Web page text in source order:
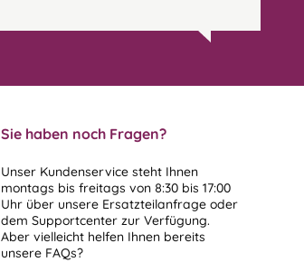
Sie haben noch Fragen?
Unser Kundenservice steht Ihnen
montags bis freitags von 8:30 bis 17:00
Uhr über unsere Ersatzteilanfrage oder
dem Supportcenter zur Verfügung.
Aber vielleicht helfen Ihnen bereits
unsere FAQs?